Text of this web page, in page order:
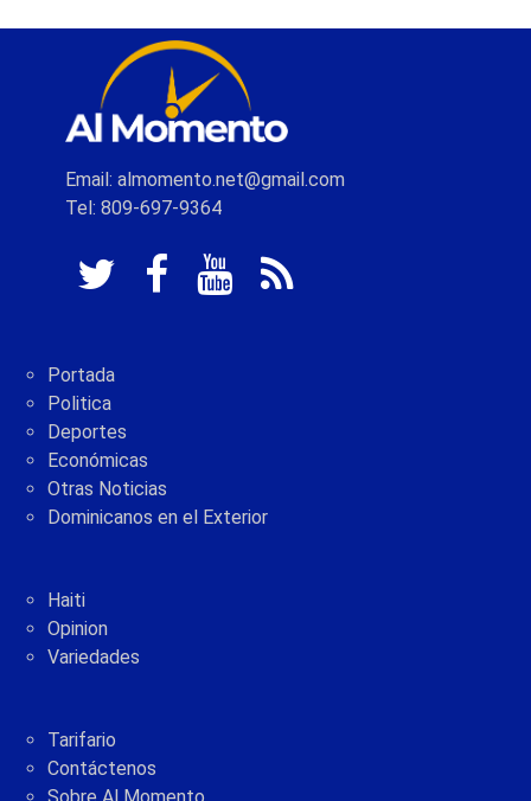
Email: almomento.net@gmail.com
Tel: 809-697-9364
Portada
Politica
Deportes
Económicas
Otras Noticias
Dominicanos en el Exterior
Haiti
Opinion
Variedades
Tarifario
Contáctenos